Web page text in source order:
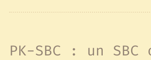
PK-SBC : un SBC